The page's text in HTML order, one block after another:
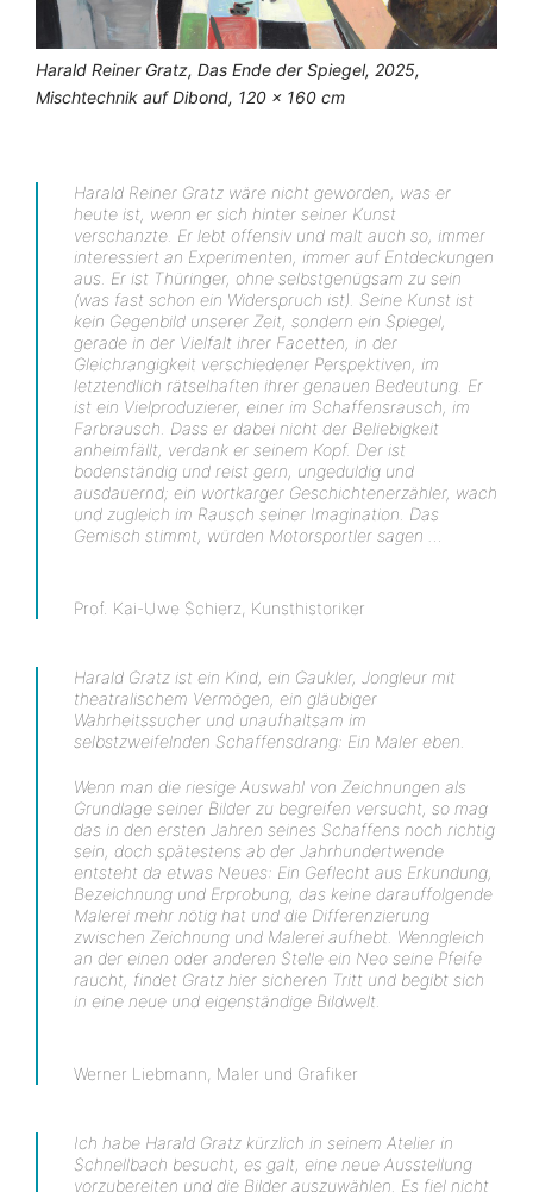
Harald Reiner Gratz, Das Ende der Spiegel, 2025,
Mischtechnik auf Dibond, 120 x 160 cm
Harald Reiner Gratz wäre nicht geworden, was er
heute ist, wenn er sich hinter seiner Kunst
verschanzte. Er lebt offensiv und malt auch so, immer
interessiert an Experimenten, immer auf Entdeckungen
aus. Er ist Thüringer, ohne selbstgenügsam zu sein
(was fast schon ein Widerspruch ist). Seine Kunst ist
kein Gegenbild unserer Zeit, sondern ein Spiegel,
gerade in der Vielfalt ihrer Facetten, in der
Gleichrangigkeit verschiedener Perspektiven, im
letztendlich rätselhaften ihrer genauen Bedeutung. Er
ist ein Vielproduzierer, einer im Schaffensrausch, im
Farbrausch. Dass er dabei nicht der Beliebigkeit
anheimfällt, verdank er seinem Kopf. Der ist
bodenständig und reist gern, ungeduldig und
ausdauernd; ein wortkarger Geschichtenerzähler, wach
und zugleich im Rausch seiner Imagination. Das
Gemisch stimmt, würden Motorsportler sagen …
Prof. Kai-Uwe Schierz, Kunsthistoriker
Harald Gratz ist ein Kind, ein Gaukler, Jongleur mit
theatralischem Vermögen, ein gläubiger
Wahrheitssucher und unaufhaltsam im
selbstzweifelnden Schaffensdrang: Ein Maler eben.
Wenn man die riesige Auswahl von Zeichnungen als
Grundlage seiner Bilder zu begreifen versucht, so mag
das in den ersten Jahren seines Schaffens noch richtig
sein, doch spätestens ab der Jahrhundertwende
entsteht da etwas Neues: Ein Geflecht aus Erkundung,
Bezeichnung und Erprobung, das keine darauffolgende
Malerei mehr nötig hat und die Differenzierung
zwischen Zeichnung und Malerei aufhebt. Wenngleich
an der einen oder anderen Stelle ein Neo seine Pfeife
raucht, findet Gratz hier sicheren Tritt und begibt sich
in eine neue und eigenständige Bildwelt.
Werner Liebmann, Maler und Grafiker
Ich habe Harald Gratz kürzlich in seinem Atelier in
Schnellbach besucht, es galt, eine neue Ausstellung
vorzubereiten und die Bilder auszuwählen. Es fiel nicht